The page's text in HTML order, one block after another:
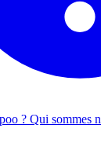
? Qui sommes